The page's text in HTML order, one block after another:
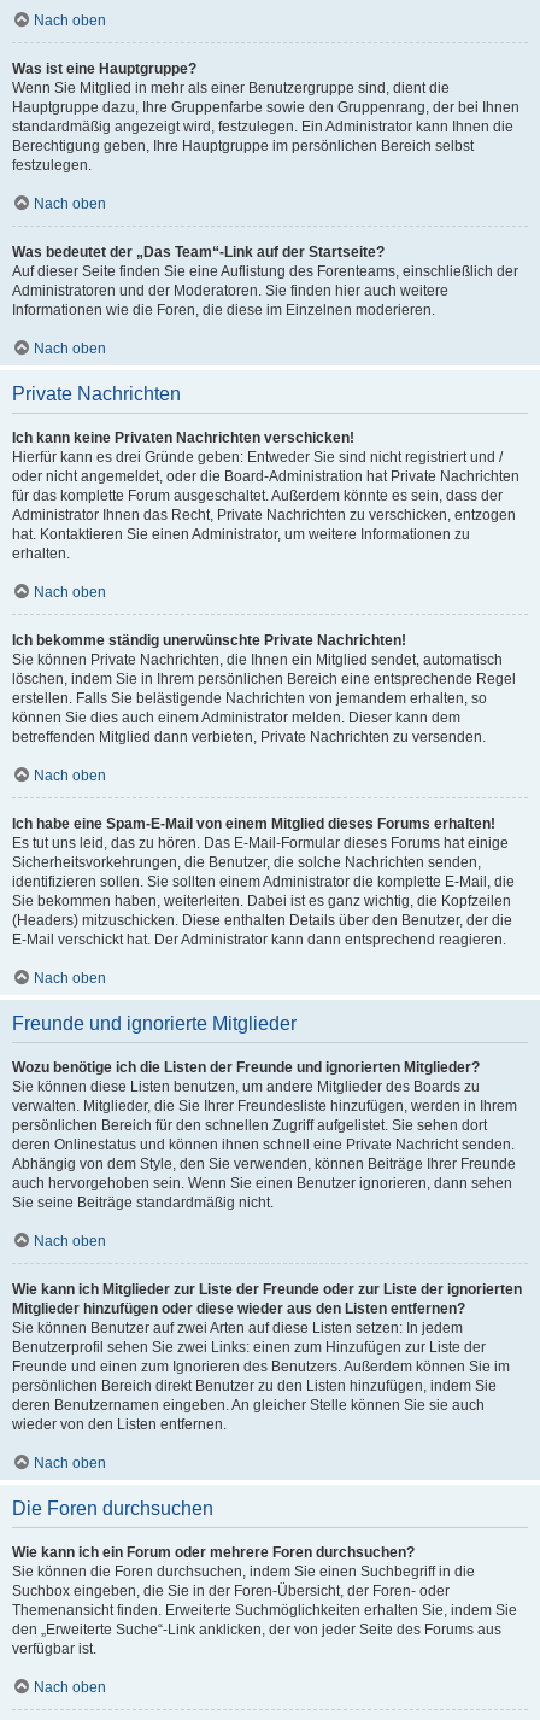
Nach oben
Was ist eine Hauptgruppe?
Wenn Sie Mitglied in mehr als einer Benutzergruppe sind, dient die
Hauptgruppe dazu, Ihre Gruppenfarbe sowie den Gruppenrang, der bei Ihnen
standardmäßig angezeigt wird, festzulegen. Ein Administrator kann Ihnen die
Berechtigung geben, Ihre Hauptgruppe im persönlichen Bereich selbst
festzulegen.
Nach oben
Was bedeutet der „Das Team“-Link auf der Startseite?
Auf dieser Seite finden Sie eine Auflistung des Forenteams, einschließlich der
Administratoren und der Moderatoren. Sie finden hier auch weitere
Informationen wie die Foren, die diese im Einzelnen moderieren.
Nach oben
Private Nachrichten
Ich kann keine Privaten Nachrichten verschicken!
Hierfür kann es drei Gründe geben: Entweder Sie sind nicht registriert und /
oder nicht angemeldet, oder die Board-Administration hat Private Nachrichten
für das komplette Forum ausgeschaltet. Außerdem könnte es sein, dass der
Administrator Ihnen das Recht, Private Nachrichten zu verschicken, entzogen
hat. Kontaktieren Sie einen Administrator, um weitere Informationen zu
erhalten.
Nach oben
Ich bekomme ständig unerwünschte Private Nachrichten!
Sie können Private Nachrichten, die Ihnen ein Mitglied sendet, automatisch
löschen, indem Sie in Ihrem persönlichen Bereich eine entsprechende Regel
erstellen. Falls Sie belästigende Nachrichten von jemandem erhalten, so
können Sie dies auch einem Administrator melden. Dieser kann dem
betreffenden Mitglied dann verbieten, Private Nachrichten zu versenden.
Nach oben
Ich habe eine Spam-E-Mail von einem Mitglied dieses Forums erhalten!
Es tut uns leid, das zu hören. Das E-Mail-Formular dieses Forums hat einige
Sicherheitsvorkehrungen, die Benutzer, die solche Nachrichten senden,
identifizieren sollen. Sie sollten einem Administrator die komplette E-Mail, die
Sie bekommen haben, weiterleiten. Dabei ist es ganz wichtig, die Kopfzeilen
(Headers) mitzuschicken. Diese enthalten Details über den Benutzer, der die
E-Mail verschickt hat. Der Administrator kann dann entsprechend reagieren.
Nach oben
Freunde und ignorierte Mitglieder
Wozu benötige ich die Listen der Freunde und ignorierten Mitglieder?
Sie können diese Listen benutzen, um andere Mitglieder des Boards zu
verwalten. Mitglieder, die Sie Ihrer Freundesliste hinzufügen, werden in Ihrem
persönlichen Bereich für den schnellen Zugriff aufgelistet. Sie sehen dort
deren Onlinestatus und können ihnen schnell eine Private Nachricht senden.
Abhängig von dem Style, den Sie verwenden, können Beiträge Ihrer Freunde
auch hervorgehoben sein. Wenn Sie einen Benutzer ignorieren, dann sehen
Sie seine Beiträge standardmäßig nicht.
Nach oben
Wie kann ich Mitglieder zur Liste der Freunde oder zur Liste der ignorierten
Mitglieder hinzufügen oder diese wieder aus den Listen entfernen?
Sie können Benutzer auf zwei Arten auf diese Listen setzen: In jedem
Benutzerprofil sehen Sie zwei Links: einen zum Hinzufügen zur Liste der
Freunde und einen zum Ignorieren des Benutzers. Außerdem können Sie im
persönlichen Bereich direkt Benutzer zu den Listen hinzufügen, indem Sie
deren Benutzernamen eingeben. An gleicher Stelle können Sie sie auch
wieder von den Listen entfernen.
Nach oben
Die Foren durchsuchen
Wie kann ich ein Forum oder mehrere Foren durchsuchen?
Sie können die Foren durchsuchen, indem Sie einen Suchbegriff in die
Suchbox eingeben, die Sie in der Foren-Übersicht, der Foren- oder
Themenansicht finden. Erweiterte Suchmöglichkeiten erhalten Sie, indem Sie
den „Erweiterte Suche“-Link anklicken, der von jeder Seite des Forums aus
verfügbar ist.
Nach oben